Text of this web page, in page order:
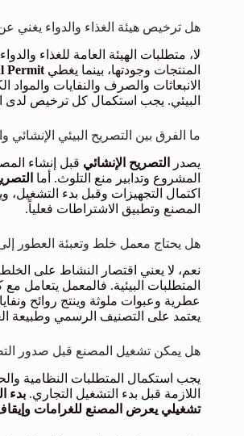
هل ترخيص هيئة الغذاء والدواء يغني
لا، متطلبات الهيئة العامة للغذاء
المنتجات وجودتها، بينما يغطي Permit
الانبعاثات والصرف والنفايات والمواد
البيئي. يجب استكمال كل ترخيص لدى
ما الفرق بين التصريح البيئي الإنشائي
يصدر
التصريح الإنشائي قبل إنشاء
المشروع وتدابير منع التلوث. أما
اكتمال التجهيزات وقبل بدء التشغيل،
المصنع وتطبيق الاشتراطات فعلياً.
هل يحتاج معمل خلط وتعبئة العطور
نعم، لا يعني اقتصار النشاط على
المتطلبات البيئية. فالمعمل يتعامل
عطرية وعبوات ملوثة وينتج روائح
يعتمد على التصنيف الرسمي وطبيعة
هل يمكن تشغيل المصنع قبل صدور
يجب استكمال المتطلبات النظامية
اللازمة قبل بدء التشغيل التجاري. بدء
تشغيلي يعرض المصنع للغرامات